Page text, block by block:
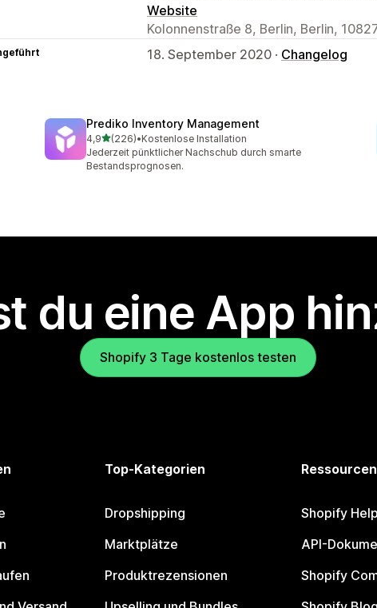
Website
Kolonnenstraße 8, Berlin, Berlin,
18. September 2020 · Changelog
Prediko Inventory Management
4,9von 5 Sternen
(226)
226 Rezensionen insgesamt
•Kostenlose Installation
Jederzeit pünktlicher Nachschub durch smarte
Bestandsprognosen.
du eine App
Shopify 3 Tage kostenlos testen
Top-Kategorien
Dropshipping
Marktplätze
Produktrezensionen
Ressourcen
Shopify
API-
Shopify